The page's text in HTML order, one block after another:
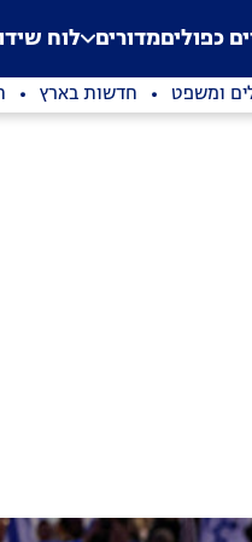
Application error: a
. כפוליםמדורים לוח
ומשפט חדשות בארץ